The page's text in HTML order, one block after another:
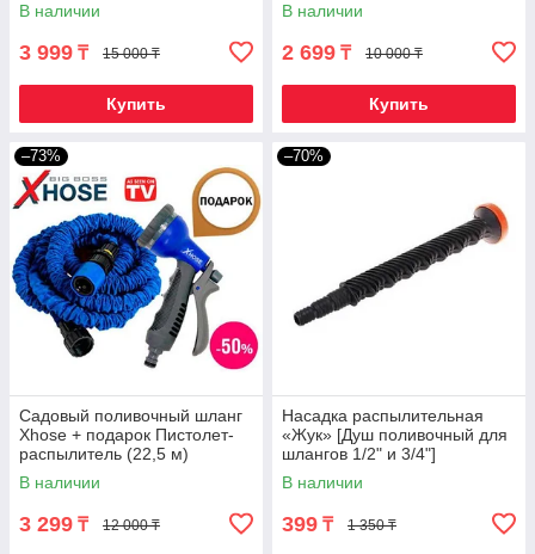
В наличии
3 999 ₸ 15 000 ₸
Купить
В наличии
2 699 ₸ 10 000 ₸
Купить
–73%
Садовый поливочный шланг
Xhose + подарок Пистолет-
распылитель (22,5 м)
В наличии
3 299 ₸ 12 000 ₸
–70%
Насадка распылительная
«Жук» [Душ поливочный для
шлангов 1/2" и 3/4"]
В наличии
399 ₸ 1 350 ₸